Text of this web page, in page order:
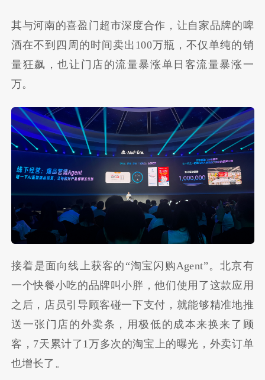
其与河南的喜盈门超市深度合作，让自家品牌的啤
酒在不到四周的时间卖出100万瓶，不仅单纯的销
量狂飙，也让门店的流量暴涨单日客流量暴涨一
万。
接着是面向线上获客的“淘宝闪购Agent”。北京有
一个快餐小吃的品牌叫小胖，他们使用了这款应用
之后，店员引导顾客碰一下支付，就能够精准地推
送一张门店的外卖条，用极低的成本来换来了顾
客，7天累计了1万多次的淘宝上的曝光，外卖订单
也增长了。